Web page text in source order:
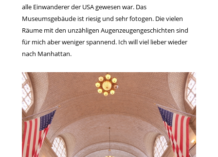
alle Einwanderer der USA gewesen war. Das
Museumsgebäude ist riesig und sehr fotogen. Die vielen
Räume mit den unzähligen Augenzeugengeschichten sind
für mich aber weniger spannend. Ich will viel lieber wieder
nach Manhattan.